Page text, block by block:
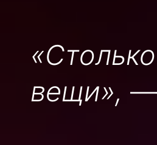
вещи», —